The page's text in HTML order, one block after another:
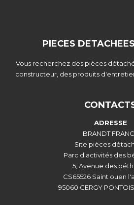
PIECES
Vous recherchez des pièces
constructeur, des produits
ADRESSE
BRANDT
Site pièces
Parc d'activités des
5, Avenue des
CS65526 Saint ouen
95060 CERGY